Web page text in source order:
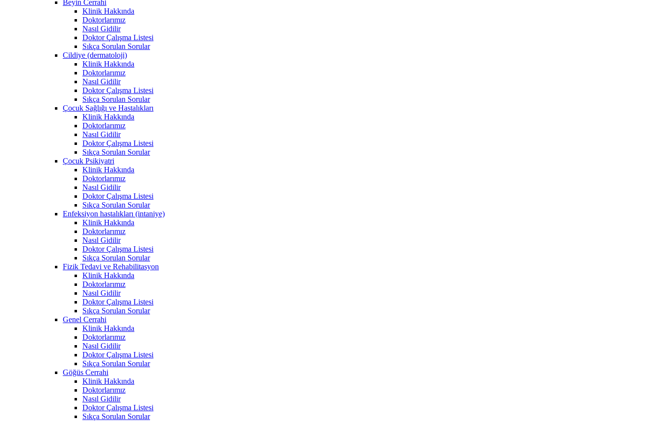
Beyin Cerrahi
Klinik Hakkında
Doktorlarımız
Nasıl Gidilir
Doktor Çalışma Listesi
Sıkça Sorulan Sorular
Cildiye (dermatoloji)
Klinik Hakkında
Doktorlarımız
Nasıl Gidilir
Doktor Çalışma Listesi
Sıkça Sorulan Sorular
Çocuk Sağlığı ve Hastalıkları
Klinik Hakkında
Doktorlarımız
Nasıl Gidilir
Doktor Çalışma Listesi
Sıkça Sorulan Sorular
Çocuk Psikiyatri
Klinik Hakkında
Doktorlarımız
Nasıl Gidilir
Doktor Çalışma Listesi
Sıkça Sorulan Sorular
Enfeksiyon hastalıkları (intaniye)
Klinik Hakkında
Doktorlarımız
Nasıl Gidilir
Doktor Çalışma Listesi
Sıkça Sorulan Sorular
Fizik Tedavi ve Rehabilitasyon
Klinik Hakkında
Doktorlarımız
Nasıl Gidilir
Doktor Çalışma Listesi
Sıkça Sorulan Sorular
Genel Cerrahi
Klinik Hakkında
Doktorlarımız
Nasıl Gidilir
Doktor Çalışma Listesi
Sıkça Sorulan Sorular
Göğüs Cerrahi
Klinik Hakkında
Doktorlarımız
Nasıl Gidilir
Doktor Çalışma Listesi
Sıkça Sorulan Sorular